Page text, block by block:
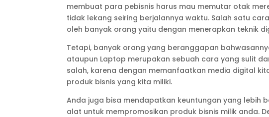
membuat para pebisnis harus mau memutar otak
tidak lekang seiring berjalannya waktu. Salah satu
oleh banyak orang yaitu dengan menerapkan teknik
Tetapi, banyak orang yang beranggapan
ataupun Laptop merupakan sebuah cara yang sulit
salah, karena dengan memanfaatkan media digital
produk bisnis yang kita miliki.
Anda juga bisa mendapatkan keuntungan yang lebih
alat untuk mempromosikan produk bisnis milik anda.